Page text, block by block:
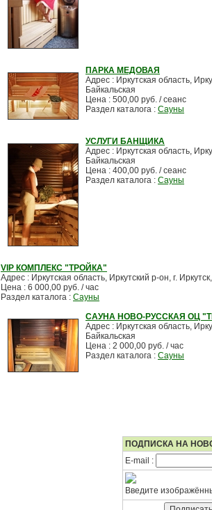
ПАРКА МЕДОВАЯ
Адрес : Иркутская область,
Байкальская
Цена : 500,00 руб. / сеанс
Раздел каталога : Сауны
УСЛУГИ БАНЩИКА
Адрес : Иркутская область,
Байкальская
Цена : 400,00 руб. / сеанс
Раздел каталога : Сауны
VIP КОМПЛЕКС "ТРОЙКА"
Адрес : Иркутская область, Иркутский р-он, г.
Цена : 6 000,00 руб. / час
Раздел каталога : Сауны
САУНА НОВО-РУССКАЯ ОЦ
Адрес : Иркутская область,
Байкальская
Цена : 2 000,00 руб. / час
Раздел каталога : Сауны
ПОДПИСКА НА
E-mail :
Введите